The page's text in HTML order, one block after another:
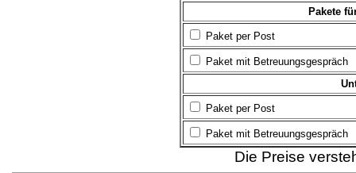
Pakete
Paket per Post
Paket mit Betreuungsgespräch
Paket per Post
Paket mit Betreuungsgespräch
Die Preise